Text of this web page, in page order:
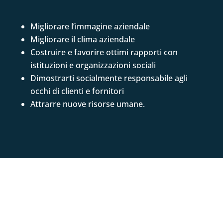
Migliorare l’immagine aziendale
Migliorare il clima aziendale
Costruire e favorire ottimi rapporti con
istituzioni e organizzazioni sociali
Dimostrarti socialmente responsabile agli
occhi di clienti e fornitori
Attrarre nuove risorse umane.